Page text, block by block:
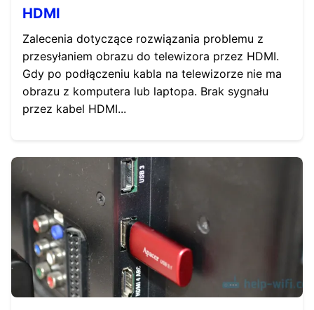
HDMI
Zalecenia dotyczące rozwiązania problemu z
przesyłaniem obrazu do telewizora przez HDMI.
Gdy po podłączeniu kabla na telewizorze nie ma
obrazu z komputera lub laptopa. Brak sygnału
przez kabel HDMI...